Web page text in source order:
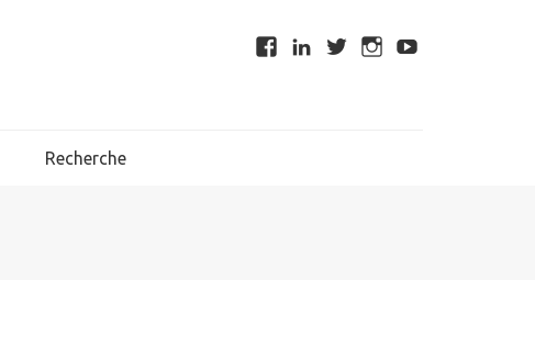
Recherche